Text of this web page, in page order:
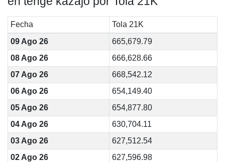
Fecha
Tola 21K
09 Ago 26
665,679.79
08 Ago 26
666,628.66
07 Ago 26
668,542.12
06 Ago 26
654,149.40
05 Ago 26
654,877.80
04 Ago 26
630,704.11
03 Ago 26
627,512.54
02 Ago 26
627,596.98